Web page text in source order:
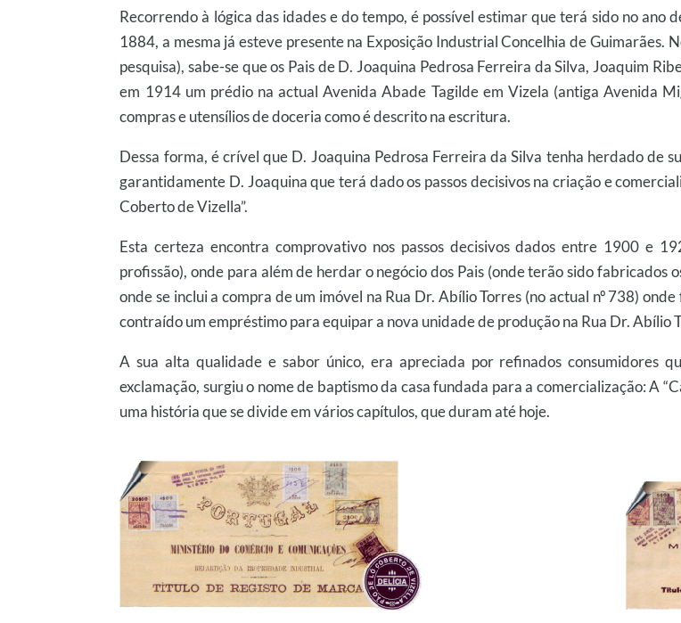
Recorrendo à lógica das idades e do tempo, é possível estimar que terá sido no
1884, a mesma já esteve presente na Exposição Industrial Concelhia de Guimarães.
pesquisa), sabe-se que os Pais de D. Joaquina Pedrosa Ferreira da Silva, Joaquim
em 1914 um prédio na actual Avenida Abade Tagilde em Vizela (antiga Avenida
compras e utensílios de doceria como é descrito na escritura.
Dessa forma, é crível que D. Joaquina Pedrosa Ferreira da Silva tenha herdado de
garantidamente D. Joaquina que terá dado os passos decisivos na criação e
Coberto de Vizella”.
Esta certeza encontra comprovativo nos passos decisivos dados entre 1900 e
profissão), onde para além de herdar o negócio dos Pais (onde terão sido fabricados
onde se inclui a compra de um imóvel na Rua Dr. Abílio Torres (no actual nº 738)
contraído um empréstimo para equipar a nova unidade de produção na Rua Dr.
A sua alta qualidade e sabor único, era apreciada por refinados consumidores
exclamação, surgiu o nome de baptismo da casa fundada para a comercialização: A
uma história que se divide em vários capítulos, que duram até hoje.